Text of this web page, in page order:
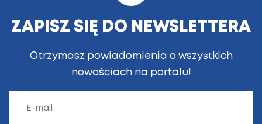
ZAPISZ SIĘ DO NEWSLETTERA
Otrzymasz powiadomienia o wszystkich
nowościach na portalu!